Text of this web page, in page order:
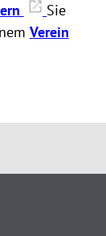
Sie
Verein